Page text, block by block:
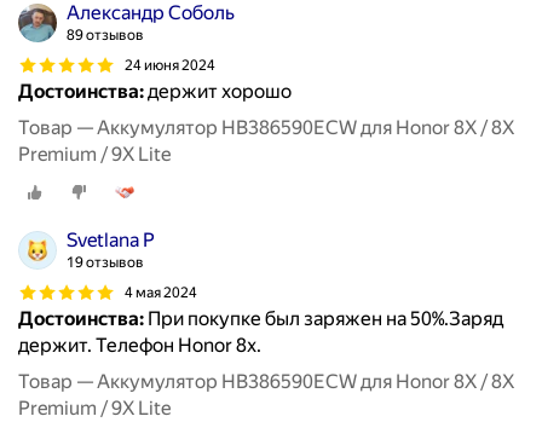
Александр Соболь
89 отзывов
24 июня 2024
Достоинства:держит хорошо
Товар — Аккумулятор HB386590ECW для Honor 8X / 8X
Premium / 9X Lite
Svetlana P
19 отзывов
4 мая 2024
Достоинства: При покупке был заряжен на 50%.Заряд
держит. Телефон Honor 8x.
Товар — Аккумулятор HB386590ECW для Honor 8X / 8X
Premium / 9X Lite